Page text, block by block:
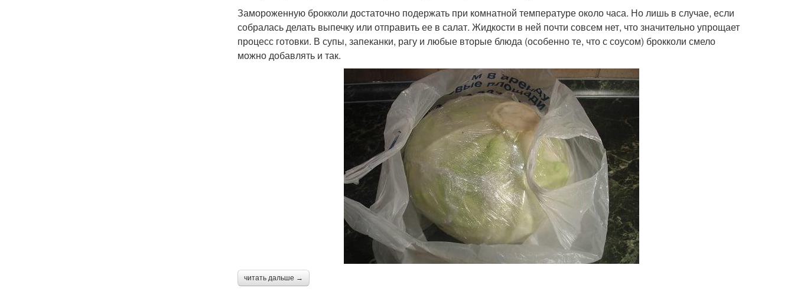
Замороженную брокколи достаточно подержать при комнатной температуре около часа. Но лишь в случае, если
собралась делать выпечку или отправить ее в салат. Жидкости в ней почти совсем нет, что значительно упрощает
процесс готовки. В супы, запеканки, рагу и любые вторые блюда (особенно те, что с соусом) брокколи смело
можно добавлять и так.
читать дальше →